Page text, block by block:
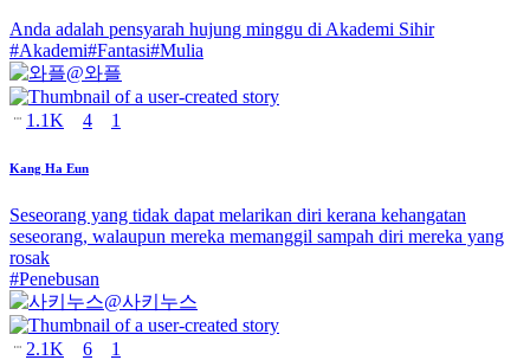
Anda adalah pensyarah hujung minggu di Akademi Sihir
#Akademi#Fantasi#Mulia
@와플
1.1K 4 1
Kang Ha Eun
Seseorang yang tidak dapat melarikan diri kerana kehangatan
seseorang, walaupun mereka memanggil sampah diri mereka yang
rosak
#Penebusan
@사키누스
2.1K 6 1